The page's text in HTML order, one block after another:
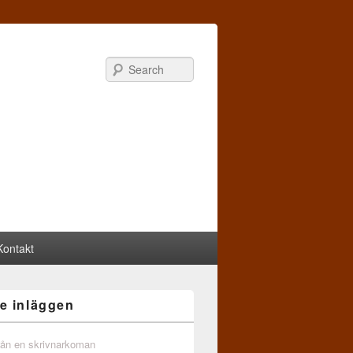
inläggen
en skrivnarkoman